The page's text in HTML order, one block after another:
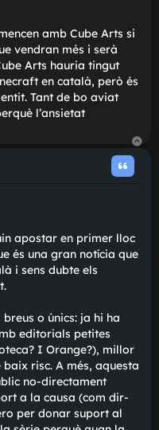
les dues últimes em
amb tota la resta
molt amable i kawaii
i a les xarxes tot
mala espina.
donaria una